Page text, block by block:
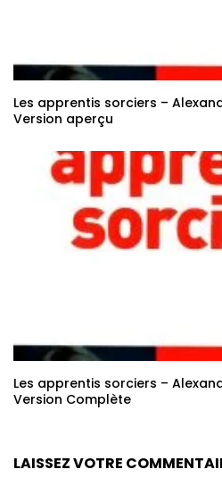
Les apprentis sorciers –
Version aperçu
Les apprentis sorciers –
Version Complète
LAISSEZ VOTRE